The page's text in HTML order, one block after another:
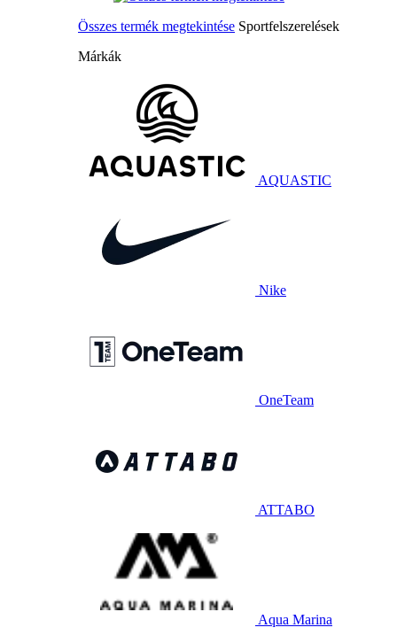
Összes termék megtekintése Sportfelszerelések
Márkák
AQUASTIC
Nike
OneTeam
ATTABO
Aqua Marina